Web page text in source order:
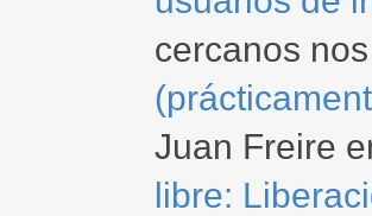
cercanos
Juan Freire
libre: